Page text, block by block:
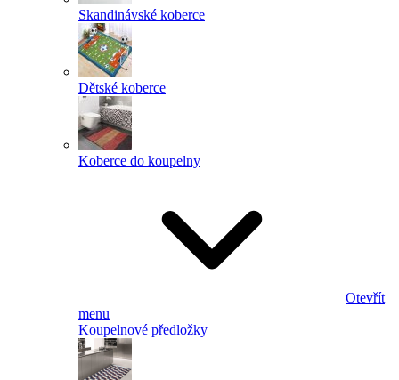
Skandinávské koberce
Dětské koberce
Koberce do koupelny
Otevřít
menu
Koupelnové předložky